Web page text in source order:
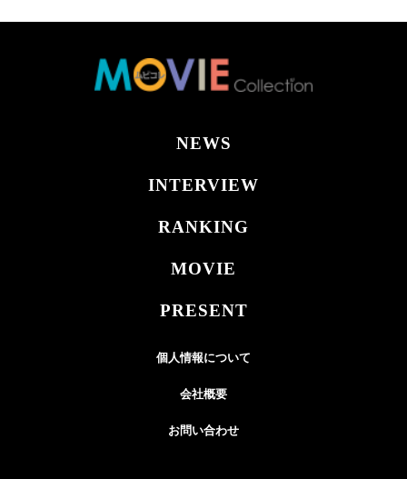
NEWS
INTERVIEW
RANKING
MOVIE
PRESENT
個人情報について
会社概要
お問い合わせ